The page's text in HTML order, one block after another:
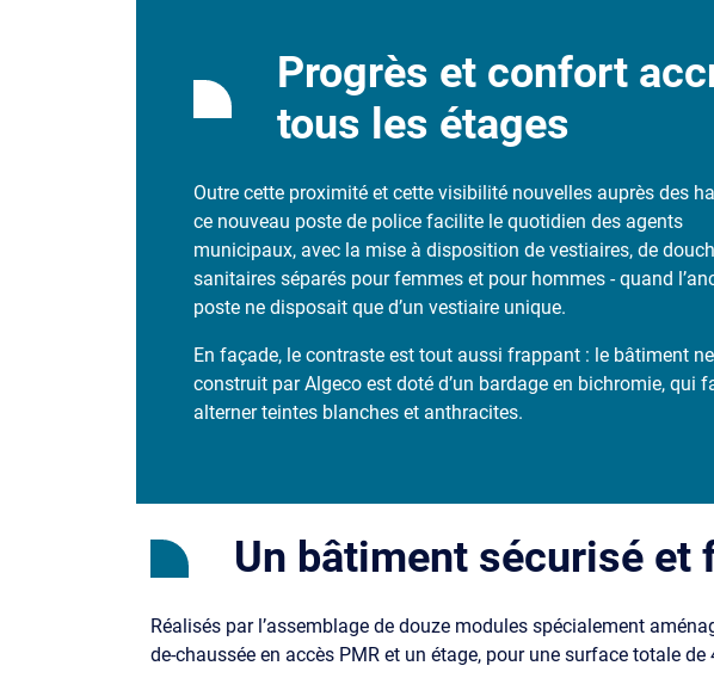
Progrès et confort
tous les étages
Outre cette proximité et cette visibilité nouvelles auprès des
ce nouveau poste de police facilite le quotidien des agents
municipaux, avec la mise à disposition de vestiaires, de
sanitaires séparés pour femmes et pour hommes - quand
poste ne disposait que d’un vestiaire unique.
En façade, le contraste est tout aussi frappant : le bâtiment
construit par Algeco est doté d’un bardage en bichromie, qui
alterner teintes blanches et anthracites.
Un bâtiment sécurisé et
Réalisés par l’assemblage de douze modules spécialement
de-chaussée en accès PMR et un étage, pour une surface totale de